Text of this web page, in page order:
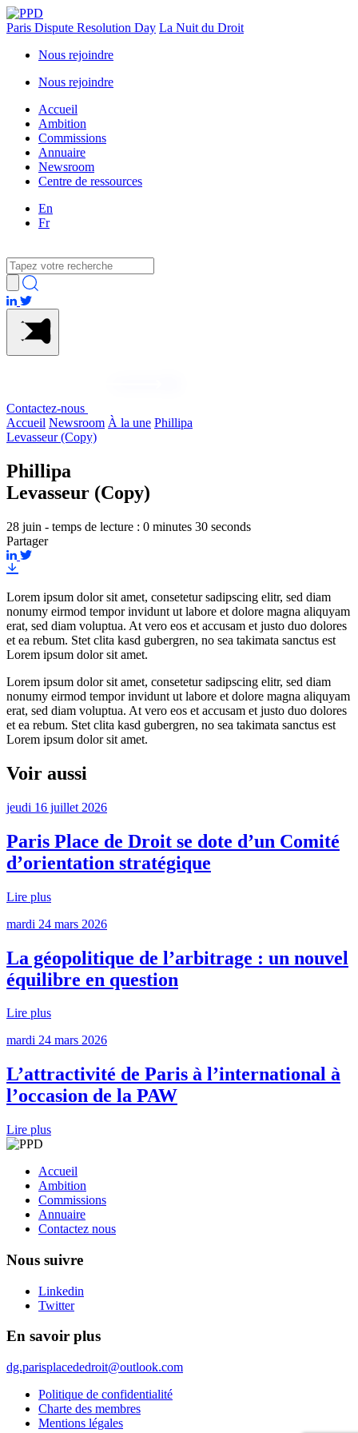
Paris Dispute Resolution Day La Nuit du Droit
Nous rejoindre
Nous rejoindre
Accueil
Ambition
Commissions
Annuaire
Newsroom
Centre de ressources
En
Fr
Contactez-nous
Accueil Newsroom À la une Phillipa
Levasseur (Copy)
Phillipa
Levasseur (Copy)
28 juin - temps de lecture : 0 minutes 30 seconds
Partager
Lorem ipsum dolor sit amet, consetetur sadipscing elitr, sed diam
nonumy eirmod tempor invidunt ut labore et dolore magna aliquyam
erat, sed diam voluptua. At vero eos et accusam et justo duo dolores
et ea rebum. Stet clita kasd gubergren, no sea takimata sanctus est
Lorem ipsum dolor sit amet.
Lorem ipsum dolor sit amet, consetetur sadipscing elitr, sed diam
nonumy eirmod tempor invidunt ut labore et dolore magna aliquyam
erat, sed diam voluptua. At vero eos et accusam et justo duo dolores
et ea rebum. Stet clita kasd gubergren, no sea takimata sanctus est
Lorem ipsum dolor sit amet.
Voir aussi
jeudi 16 juillet 2026
Paris Place de Droit se dote d’un Comité
d’orientation stratégique
Lire plus
mardi 24 mars 2026
La géopolitique de l’arbitrage : un nouvel
équilibre en question
Lire plus
mardi 24 mars 2026
L’attractivité de Paris à l’international à
l’occasion de la PAW
Lire plus
Accueil
Ambition
Commissions
Annuaire
Contactez nous
Nous suivre
Linkedin
Twitter
En savoir plus
dg.parisplacededroit@outlook.com
Politique de confidentialité
Charte des membres
Mentions légales